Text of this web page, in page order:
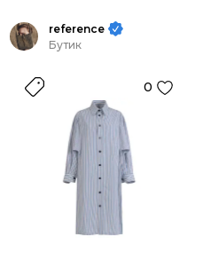
reference
Бутик
0